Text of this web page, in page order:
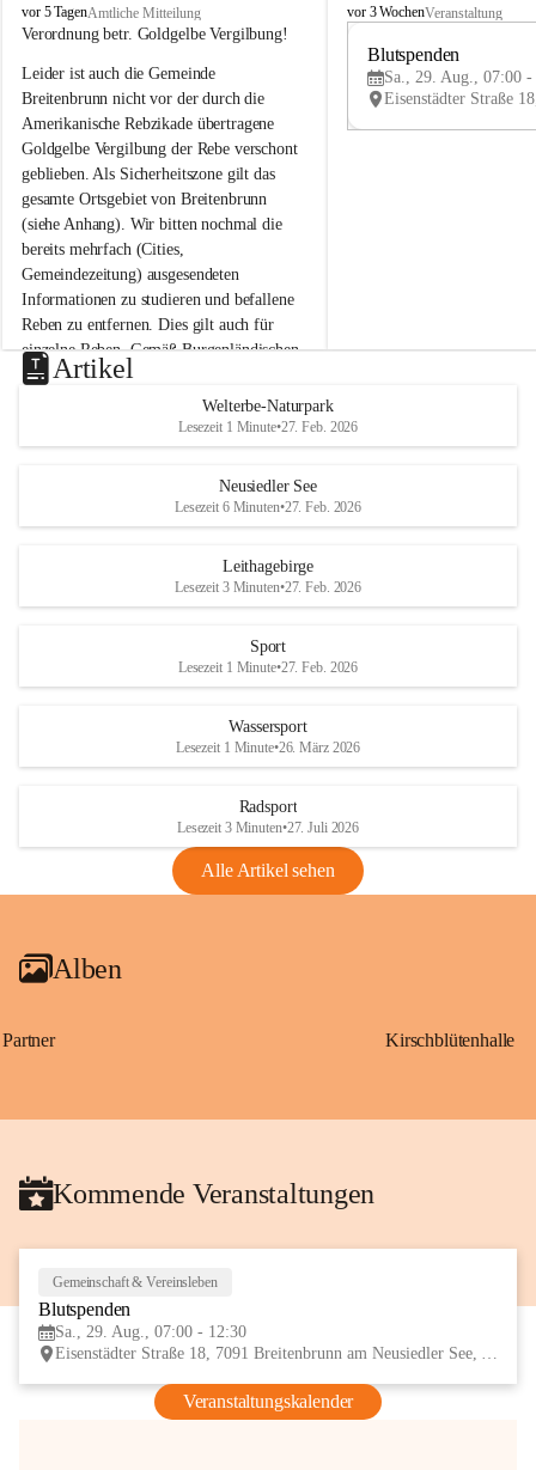
B
r
i
t
e
n
b
r
u
n
n
a
m
N
e
u
s
d
S
vor 5 TagenAmtliche Mitteilung
Verordnung betr. Goldgelbe Vergilbung!
Leider ist auch die Gemeinde
Breitenbrunn nicht vor der durch die
Amerikanische Rebzikade übertragene
Goldgelbe Vergilbung der Rebe verschont
geblieben. Als Sicherheitszone gilt das
gesamte Ortsgebiet von Breitenbrunn
(siehe Anhang). Wir bitten nochmal die
bereits mehrfach (Cities,
Gemeindezeitung) ausgesendeten
Informationen zu studieren und befallene
Reben zu entfernen. Dies gilt auch für
einzelne Reben. Gemäß Burgenländischen
Weinbaugesetz sind nicht gepflegte oder
unzulässige Weingärten zu roden! Bitte
helfen wir zusammen um unsere Winzer
vor den prognostizierten Ernteausfällen
und den daraus folgenden wirtschaftlichen
Maßnahmen zur Bekämpfung
Rebe und der Amerikanischen
Anhang VBl. EU Nr. 18
1 Seite•1,4 MB
VBl. EU Nr. 18_2026
B
e
u
e
d
r
S
vor 3 WochenVeranstaltung
Blutspenden
Sa., 29. Aug., 07:00 -
Artikel
Welterbe-Naturpark
Lesezeit 1 Minute•27. Feb. 2026
Neusiedler See
Lesezeit 6 Minuten•27. Feb. 2026
Leithagebirge
Lesezeit 3 Minuten•27. Feb. 2026
Sport
Lesezeit 1 Minute•27. Feb. 2026
Wassersport
Lesezeit 1 Minute•26. März 2026
Radsport
Lesezeit 3 Minuten•27. Juli 2026
Alle Artikel sehen
Alben
Partner Kirschblütenhalle
Kommende Veranstaltungen
Gemeinschaft & Vereinsleben
Blutspenden
Sa., 29. Aug., 07:00 - 12:30
Eisenstädter Straße 18, 7091 Breitenbrunn am Neusiedler See, AUT
Veranstaltungskalender